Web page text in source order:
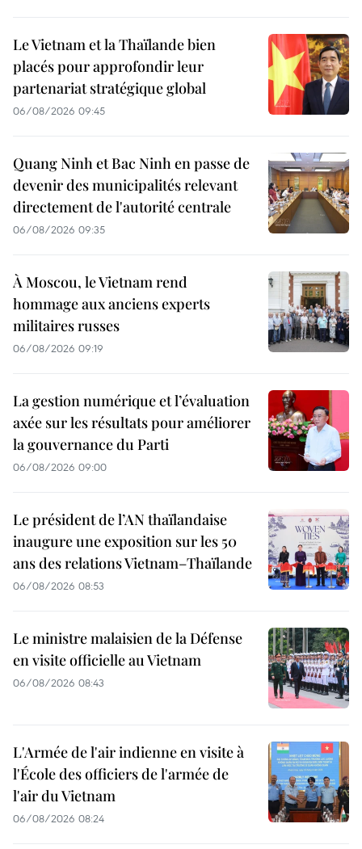
Le Vietnam et la Thaïlande bien
placés pour approfondir leur
partenariat stratégique global
06/08/2026 09:45
Quang Ninh et Bac Ninh en passe de
devenir des municipalités relevant
directement de l'autorité centrale
06/08/2026 09:35
À Moscou, le Vietnam rend
hommage aux anciens experts
militaires russes
06/08/2026 09:19
La gestion numérique et l’évaluation
axée sur les résultats pour améliorer
la gouvernance du Parti
06/08/2026 09:00
Le président de l’AN thaïlandaise
inaugure une exposition sur les 50
ans des relations Vietnam–Thaïlande
06/08/2026 08:53
Le ministre malaisien de la Défense
en visite officielle au Vietnam
06/08/2026 08:43
L'Armée de l'air indienne en visite à
l'École des officiers de l'armée de
l'air du Vietnam
06/08/2026 08:24